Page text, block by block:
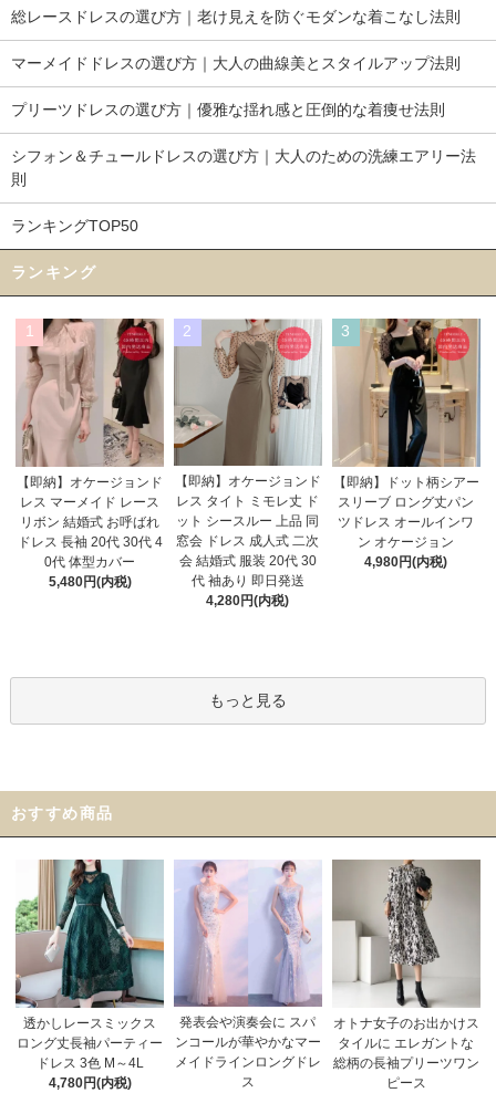
総レースドレスの選び方｜老け見えを防ぐモダンな着こなし法則
マーメイドドレスの選び方｜大人の曲線美とスタイルアップ法則
プリーツドレスの選び方｜優雅な揺れ感と圧倒的な着痩せ法則
シフォン＆チュールドレスの選び方｜大人のための洗練エアリー法
則
ランキングTOP50
ランキング
1
【即納】オケージョンド
レス マーメイド レース
リボン 結婚式 お呼ばれ
ドレス 長袖 20代 30代 4
0代 体型カバー
5,480円(内税)
2
【即納】オケージョンド
レス タイト ミモレ丈 ド
ット シースルー 上品 同
窓会 ドレス 成人式 二次
会 結婚式 服装 20代 30
代 袖あり 即日発送
4,280円(内税)
3
【即納】ドット柄シアー
スリーブ ロング丈パン
ツドレス オールインワ
ン オケージョン
4,980円(内税)
もっと見る
おすすめ商品
透かしレースミックス
ロング丈長袖パーティー
ドレス 3色 M～4L
4,780円(内税)
発表会や演奏会に スパ
ンコールが華やかなマー
メイドラインロングドレ
ス
オトナ女子のお出かけス
タイルに エレガントな
総柄の長袖プリーツワン
ピース